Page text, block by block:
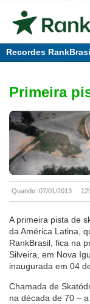
Recordes
Primeira
Quando: 07/01/2013
A primeira pista de
da América Latina,
RankBrasil, fica na
Silveira, em Nova
inaugurada em 04
Chamada de
na década de 70 –